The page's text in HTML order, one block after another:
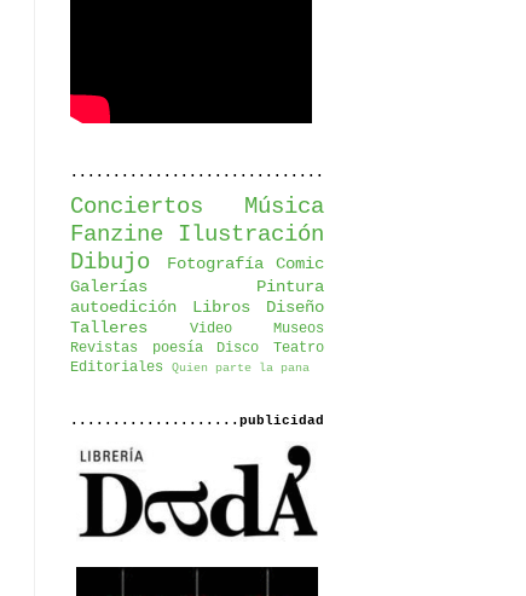
..............................
Conciertos
Música
Fanzine
Ilustración
Dibujo
Fotografía
Comic
Galerías
Pintura
autoedición
Libros
Diseño
Talleres
Video
Museos
Revistas
poesía Disco
Teatro
Editoriales
Quien parte la pana
....................publicidad